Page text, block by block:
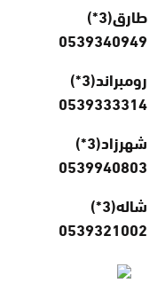
طارق(3*)
0539340949
رومبراند(3*)
0539333314
شهرزاد(3*)
0539940803
شاله(3*)
0539321002